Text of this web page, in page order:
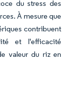
du stress des
À mesure que
contribuent
et l'efficacité
valeur du riz en